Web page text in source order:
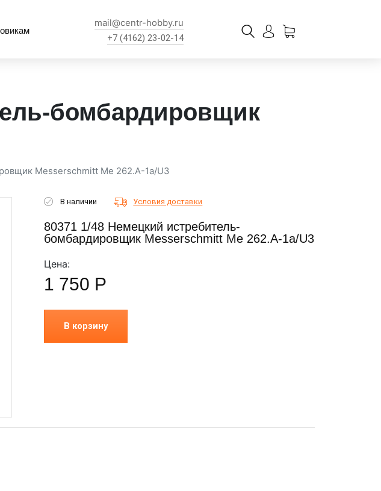
mail@centr-hobby.ru
+7 (4162) 23-02-14
бомбардировщик
Messerschmitt Me 262.A-1a/U3
В наличии Условия доставки
80371 1/48 Немецкий истребитель-
бомбардировщик Messerschmitt Me 262.A-1a/U3
Цена:
1 750 Р
В корзину